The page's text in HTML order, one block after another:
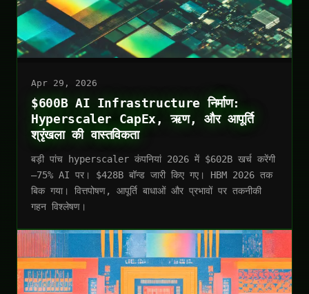
Apr 29, 2026
$600B AI Infrastructure निर्माण:
Hyperscaler CapEx, ऋण, और आपूर्ति
श्रृंखला की वास्तविकता
बड़ी पांच hyperscaler कंपनियां 2026 में $602B खर्च करेंगी
—75% AI पर। $428B बॉन्ड जारी किए गए। HBM 2026 तक
बिक गया। वित्तपोषण, आपूर्ति बाधाओं और प्रभावों पर तकनीकी
गहन विश्लेषण।